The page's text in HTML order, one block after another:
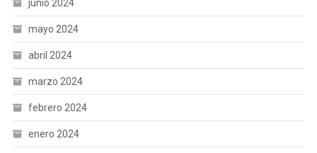
junio 2024
mayo 2024
abril 2024
marzo 2024
febrero 2024
enero 2024